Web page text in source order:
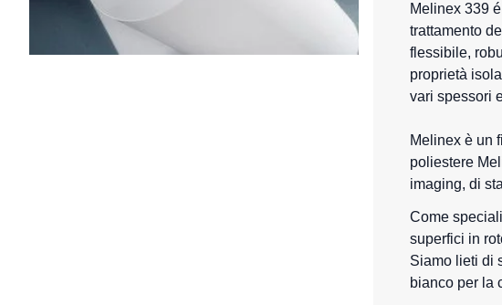
Melinex 339
trattamento
flessibile,
proprietà
vari spessori
Melinex è un
poliestere
imaging, di
Come
superfici in
Siamo lieti di
bianco per la